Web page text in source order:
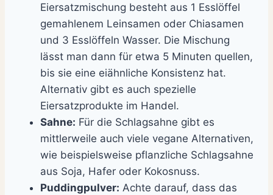
Eiersatzmischung besteht aus 1 Esslöffel
gemahlenem Leinsamen oder Chiasamen
und 3 Esslöffeln Wasser. Die Mischung
lässt man dann für etwa 5 Minuten quellen,
bis sie eine eiähnliche Konsistenz hat.
Alternativ gibt es auch spezielle
Eiersatzprodukte im Handel.
Sahne: Für die Schlagsahne gibt es
mittlerweile auch viele vegane Alternativen,
wie beispielsweise pflanzliche Schlagsahne
aus Soja, Hafer oder Kokosnuss.
Puddingpulver: Achte darauf, dass das